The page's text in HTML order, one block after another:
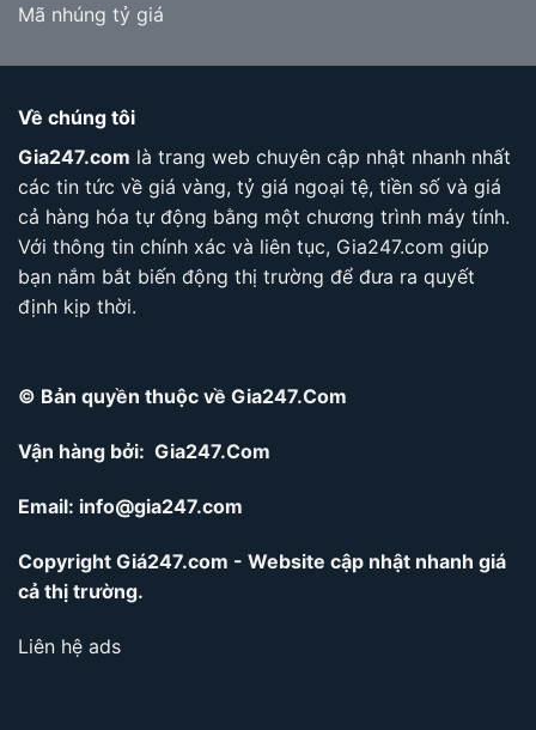
Mã nhúng tỷ giá
Về chúng tôi
Gia247.com là trang web chuyên cập nhật nhanh nhất
các tin tức về giá vàng, tỷ giá ngoại tệ, tiền số và giá
cả hàng hóa tự động bằng một chương trình máy tính.
Với thông tin chính xác và liên tục, Gia247.com giúp
bạn nắm bắt biến động thị trường để đưa ra quyết
định kịp thời.
© Bản quyền thuộc về Gia247.Com
Vận hàng bởi: Gia247.Com
Email: info@gia247.com
Copyright Giá247.com - Website cập nhật nhanh giá
cả thị trường.
Liên hệ ads